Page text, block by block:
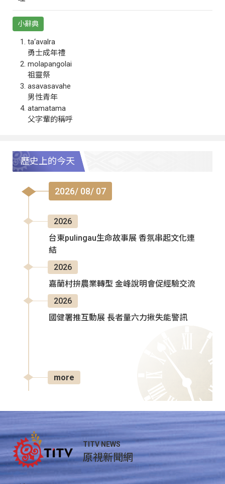
小辭典
ta‘avalra
勇士成年禮
molapangolai
祖靈祭
asavasavahe
男性青年
atamatama
父字輩的稱呼
歷史上的今天
2026/ 08/ 07
2026
台東pulingau生命故事展 香氛串起文化連
結
2026
嘉蘭村拚農業轉型 金峰說明會促經驗交流
2026
國健署推互動展 長者量六力揪失能警訊
more
TITV NEWS
原視新聞網